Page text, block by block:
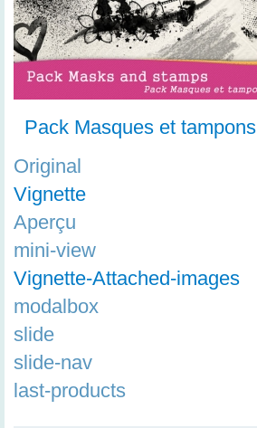
Pack Masques et tampons
Original
Vignette
Aperçu
mini-view
Vignette-Attached-images
modalbox
slide
slide-nav
last-products